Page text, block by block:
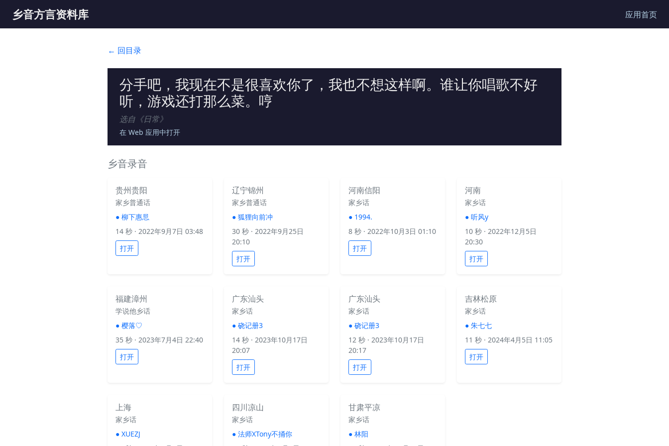
乡音方言资料库 应用首页
← 回目录
分手吧，我现在不是很喜欢你了，我也不想这样啊。谁让你唱歌不好
听，游戏还打那么菜。哼
选自《日常》
在 Web 应用中打开
乡音录音
贵州贵阳
家乡普通话
● 柳下惠㤙
14 秒 · 2022年9月7日 03:48
打开
辽宁锦州
家乡普通话
● 狐狸向前冲
30 秒 · 2022年9月25日
20:10
打开
河南信阳
家乡话
● 1994.
8 秒 · 2022年10月3日 01:10
打开
河南
家乡话
● 听风y
10 秒 · 2022年12月5日
20:30
打开
福建漳州
学说他乡话
● 樱落♡
35 秒 · 2023年7月4日 22:40
打开
广东汕头
家乡话
● 硗记册3
14 秒 · 2023年10月17日
20:07
打开
广东汕头
家乡话
● 硗记册3
12 秒 · 2023年10月17日
20:17
打开
吉林松原
家乡话
● 朱七七
11 秒 · 2024年4月5日 11:05
打开
上海
家乡话
● XUEZJ
四川凉山
家乡话
● 法师XTony不捅你
甘肃平凉
家乡话
● 林阳